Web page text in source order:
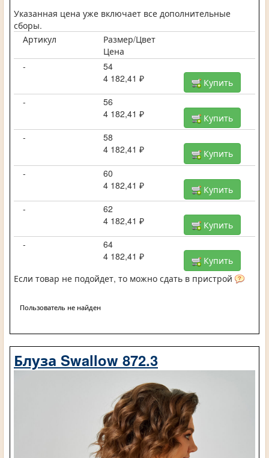
Указанная цена уже включает все дополнительные
сборы.
Артикул
Размер/Цвет
Цена
-
54
4 182,41 ₽
Купить
-
56
4 182,41 ₽
Купить
-
58
4 182,41 ₽
Купить
-
60
4 182,41 ₽
Купить
-
62
4 182,41 ₽
Купить
-
64
4 182,41 ₽
Купить
Если товар не подойдет, то можно сдать в пристрой
Пользователь не найден
Блуза Swallow 872.3